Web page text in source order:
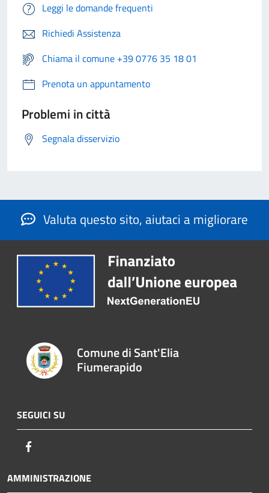
Leggi le domande frequenti
Richiedi Assistenza
Chiama il comune +39 0776 35 18 01
Prenota un appuntamento
Problemi in città
Segnala disservizio
Valuta questo sito, aiutaci a migliorare
Comune di Sant'Elia
Fiumerapido
SEGUICI SU
AMMINISTRAZIONE